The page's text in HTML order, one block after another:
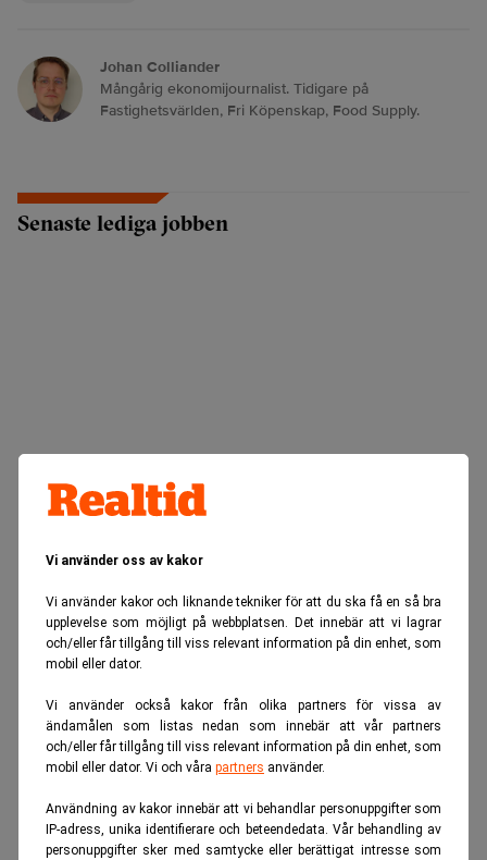
Vi använder oss av kakor
Vi använder kakor och liknande tekniker för att du ska få en så bra
upplevelse som möjligt på webbplatsen. Det innebär att vi lagrar
och/eller får tillgång till viss relevant information på din enhet, som
mobil eller dator.
Vi använder också kakor från olika partners för vissa av
ändamålen som listas nedan som innebär att vår partners
och/eller får tillgång till viss relevant information på din enhet, som
mobil eller dator. Vi och våra partners använder.
Användning av kakor innebär att vi behandlar personuppgifter som
IP-adress, unika identifierare och beteendedata. Vår behandling av
personuppgifter sker med samtycke eller berättigat intresse som
Johan Colliander
Mångårig ekonomijournalist. Tidigare på
Fastighetsvärlden, Fri Köpenskap, Food Supply.
Senaste lediga jobben